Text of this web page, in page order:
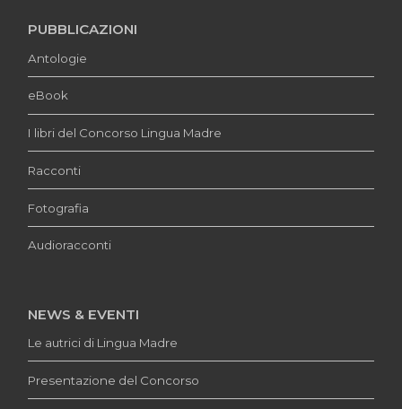
PUBBLICAZIONI
Antologie
eBook
I libri del Concorso Lingua Madre
Racconti
Fotografia
Audioracconti
NEWS & EVENTI
Le autrici di Lingua Madre
Presentazione del Concorso